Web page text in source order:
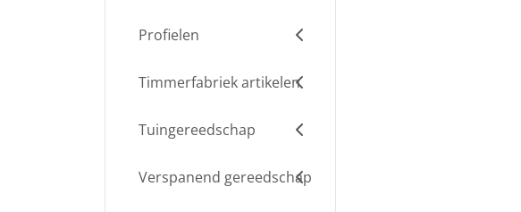
Profielen
Timmerfabriek artikelen
Tuingereedschap
Verspanend gereedschap